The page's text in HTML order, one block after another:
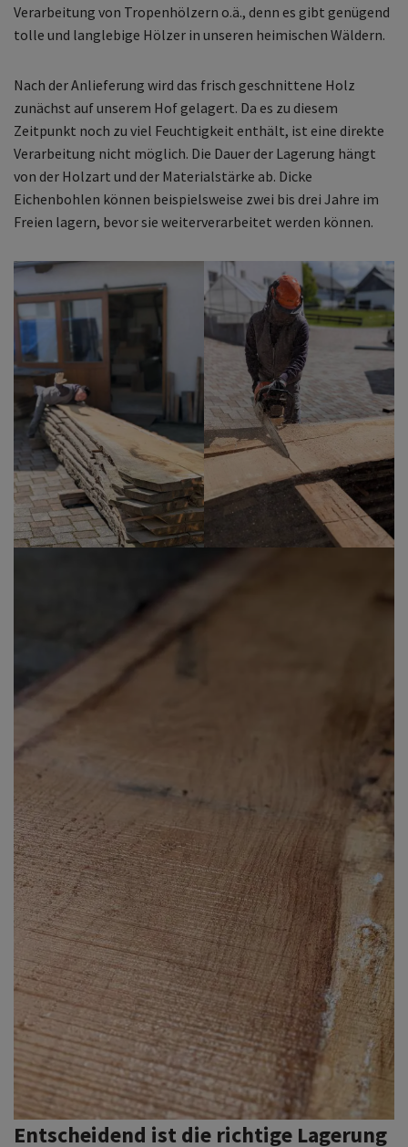
Verarbeitung von Tropenhölzern o.ä., denn es gibt genügend
tolle und langlebige Hölzer in unseren heimischen Wäldern.
Nach der Anlieferung wird das frisch geschnittene Holz
zunächst auf unserem Hof gelagert. Da es zu diesem
Zeitpunkt noch zu viel Feuchtigkeit enthält, ist eine direkte
Verarbeitung nicht möglich. Die Dauer der Lagerung hängt
von der Holzart und der Materialstärke ab. Dicke
Eichenbohlen können beispielsweise zwei bis drei Jahre im
Freien lagern, bevor sie weiterverarbeitet werden können.
Entscheidend ist die richtige Lagerung